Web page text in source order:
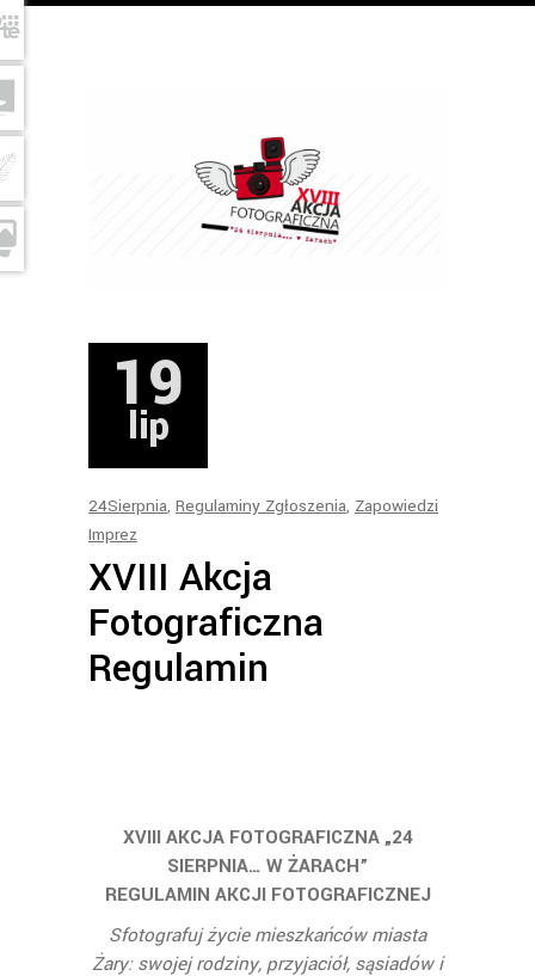
19
lip
24Sierpnia, Regulaminy Zgłoszenia, Zapowiedzi
Imprez
XVIII Akcja
Fotograficzna
Regulamin
XVIII AKCJA FOTOGRAFICZNA „24
SIERPNIA… W ŻARACH”
REGULAMIN AKCJI FOTOGRAFICZNEJ
Sfotografuj życie mieszkańców miasta
Żary: swojej rodziny, przyjaciół, sąsiadów i